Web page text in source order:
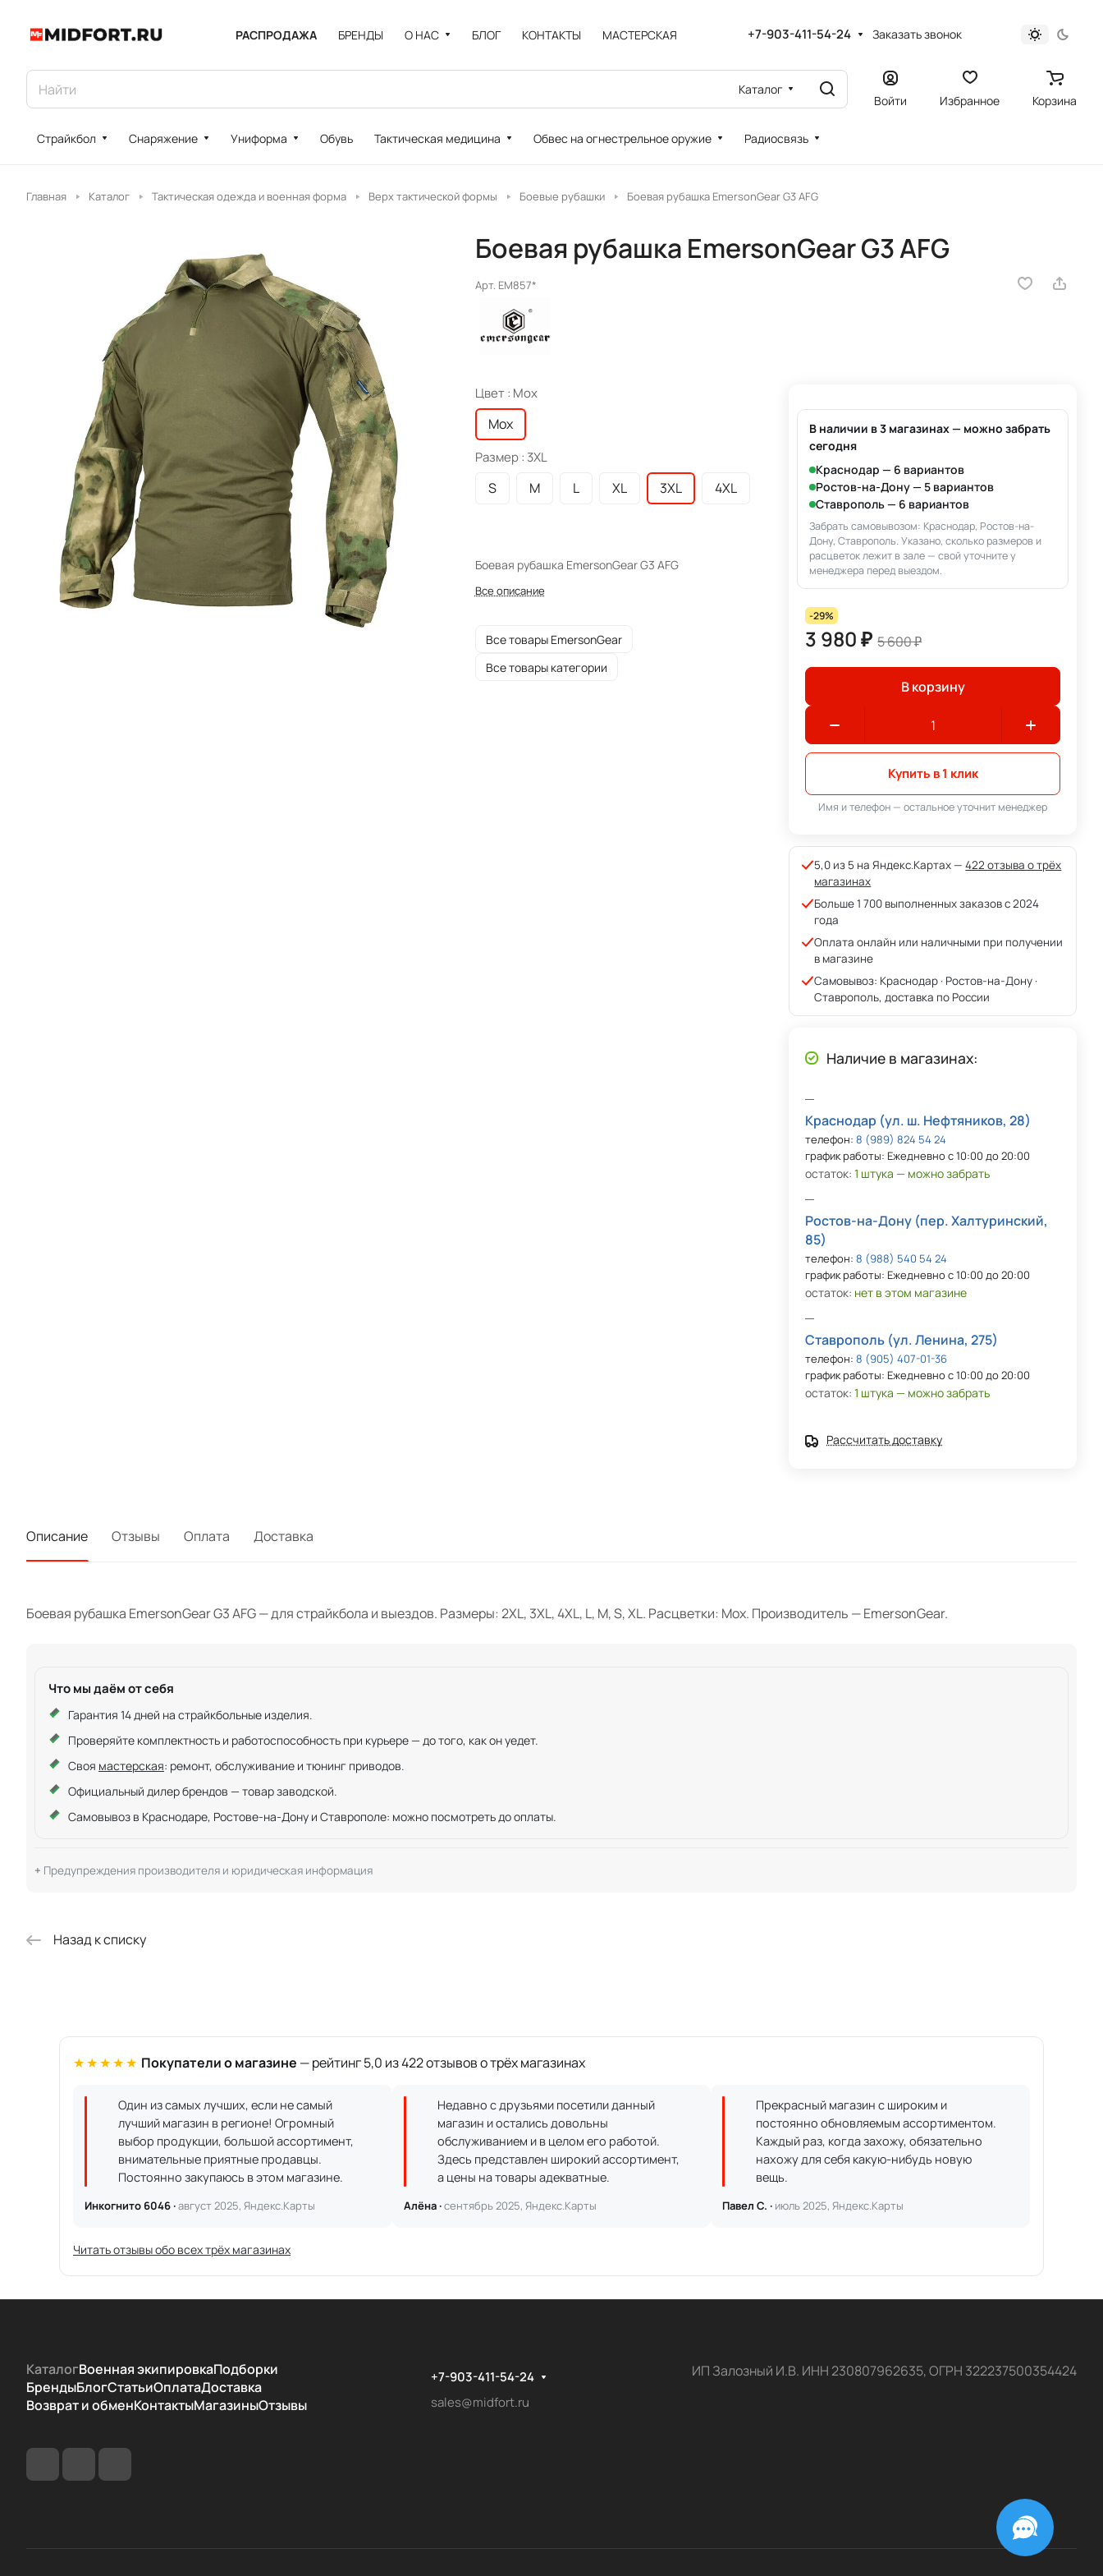
РАСПРОДАЖА БРЕНДЫ О НАС БЛОГ КОНТАКТЫ МАСТЕРСКАЯ +7-903-411-54-24 Заказать звонок
Каталог
Войти Избранное Корзина
Страйкбол Снаряжение Униформа Обувь Тактическая медицина Обвес на огнестрельное оружие Радиосвязь
Главная Каталог Тактическая одежда и военная форма Верх тактической формы Боевые рубашки Боевая рубашка EmersonGear G3 AFG
Боевая рубашка EmersonGear G3 AFG
Арт. EM857*
Цвет : Мох
Мох
Размер : 3XL
S M L XL 3XL 4XL
Боевая рубашка EmersonGear G3 AFG
Все описание
Все товары EmersonGear
Все товары категории
В наличии в 3 магазинах — можно забрать
сегодня
Краснодар — 6 вариантов
Ростов-на-Дону — 5 вариантов
Ставрополь — 6 вариантов
Забрать самовывозом: Краснодар, Ростов-на-
Дону, Ставрополь. Указано, сколько размеров и
расцветок лежит в зале — свой уточните у
менеджера перед выездом.
-29%
3 980 ₽ 5 600 ₽
В корзину
Купить в 1 клик
Имя и телефон — остальное уточнит менеджер
5,0 из 5 на Яндекс.Картах —422 отзыва о трёх
магазинах
Больше 1 700 выполненных заказов с 2024
года
Оплата онлайн или наличными при получении
в магазине
Самовывоз: Краснодар · Ростов-на-Дону ·
Ставрополь, доставка по России
Наличие в магазинах:
Краснодар (ул. ш. Нефтяников, 28)
телефон:8 (989) 824 54 24
график работы: Ежедневно с 10:00 до 20:00
остаток:1 штука — можно забрать
Ростов-на-Дону (пер. Халтуринский,
85)
телефон:8 (988) 540 54 24
график работы: Ежедневно с 10:00 до 20:00
остаток: нет в этом магазине
Ставрополь (ул. Ленина, 275)
телефон:8 (905) 407-01-36
график работы: Ежедневно с 10:00 до 20:00
остаток:1 штука — можно забрать
Рассчитать доставку
Описание Отзывы Оплата Доставка
Боевая рубашка EmersonGear G3 AFG — для страйкбола и выездов. Размеры: 2XL, 3XL, 4XL, L, M, S, XL. Расцветки: Мох. Производитель — EmersonGear.
Что мы даём от себя
Гарантия 14 дней на страйкбольные изделия.
Проверяйте комплектность и работоспособность при курьере — до того, как он уедет.
Своя мастерская: ремонт, обслуживание и тюнинг приводов.
Официальный дилер брендов — товар заводской.
Самовывоз в Краснодаре, Ростове-на-Дону и Ставрополе: можно посмотреть до оплаты.
Предупреждения производителя и юридическая информация
Назад к списку
★★★★★ Покупатели о магазине — рейтинг 5,0 из 422 отзывов о трёх магазинах
Один из самых лучших, если не самый
лучший магазин в регионе! Огромный
выбор продукции, большой ассортимент,
внимательные приятные продавцы.
Постоянно закупаюсь в этом магазине.
Инкогнито 6046 ·август 2025, Яндекс.Карты
Недавно с друзьями посетили данный
магазин и остались довольны
обслуживанием и в целом его работой.
Здесь представлен широкий ассортимент,
а цены на товары адекватные.
Алёна ·сентябрь 2025, Яндекс.Карты
Прекрасный магазин с широким и
постоянно обновляемым ассортиментом.
Каждый раз, когда захожу, обязательно
нахожу для себя какую-нибудь новую
вещь.
Павел С. · июль 2025, Яндекс.Карты
Читать отзывы обо всех трёх магазинах
КаталогВоенная экипировкаПодборки
БрендыБлогСтатьиОплатаДоставка
Возврат и обменКонтактыМагазиныОтзывы
+7-903-411-54-24
sales@midfort.ru
ИП Залозный И.В. ИНН 230807962635, ОГРН 322237500354424